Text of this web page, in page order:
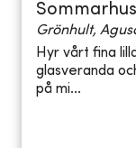
Grönhult,
Hyr vårt fina
glasveranda
på mi...